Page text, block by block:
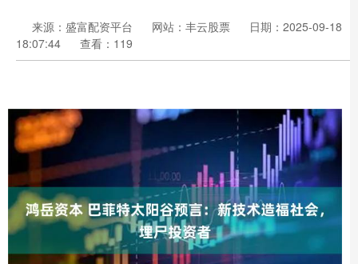
来源：盛富配资平台 网站：丰云股票
日期：2025-09-18
18:07:44
查看：119